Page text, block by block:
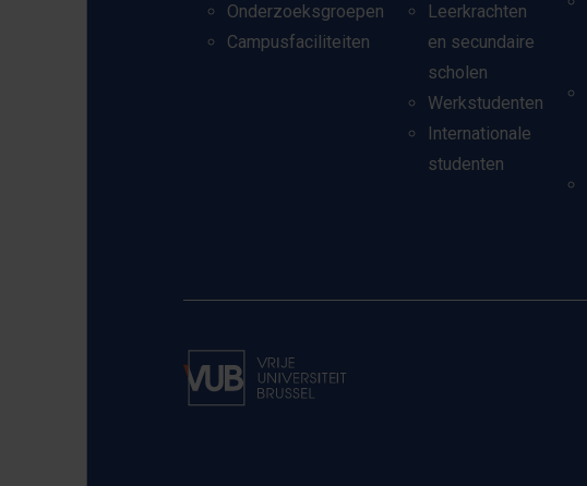
Onderzoeksgroepen
Campusfaciliteiten
Leerkrachten
en secundaire
scholen
Werkstudenten
Internationale
studenten